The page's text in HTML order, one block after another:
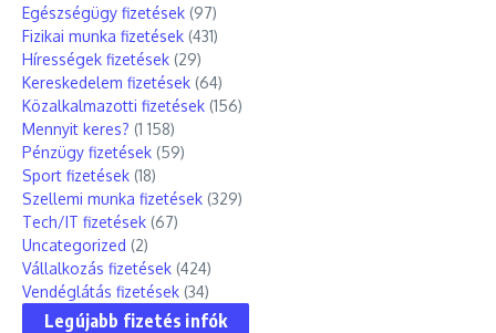
Egészségügy fizetések (97)
Fizikai munka fizetések (431)
Hírességek fizetések (29)
Kereskedelem fizetések (64)
Közalkalmazotti fizetések (156)
Mennyit keres? (1 158)
Pénzügy fizetések (59)
Sport fizetések (18)
Szellemi munka fizetések (329)
Tech/IT fizetések (67)
Uncategorized (2)
Vállalkozás fizetések (424)
Vendéglátás fizetések (34)
Legújabb fizetés infók